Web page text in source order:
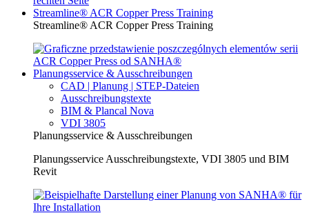
Streamline® ACR Copper Press Training
Streamline® ACR Copper Press Training
Planungsservice & Ausschreibungen
CAD | Planung | STEP-Dateien
Ausschreibungstexte
BIM & Plancal Nova
VDI 3805
Planungsservice & Ausschreibungen
Planungsservice Ausschreibungstexte, VDI 3805 und BIM
Revit